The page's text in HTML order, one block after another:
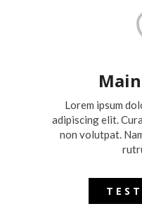
Lorem ipsum
adipiscing elit.
non volutpat.